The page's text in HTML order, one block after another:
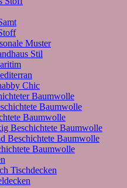
Muster
Stil
Chic
Baumwolle
Baumwolle
Baumwolle
Beschichtete Baumwolle
Beschichtete Baumwolle
Baumwolle
Tischdecken